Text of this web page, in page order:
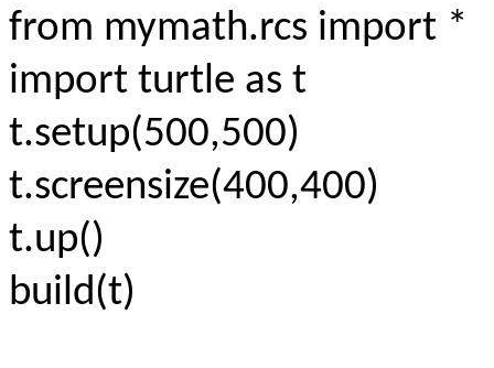
from mymath.rcs import *
import turtle as t
t.setup(500,500)
t.screensize(400,400)
t.up()
build(t)